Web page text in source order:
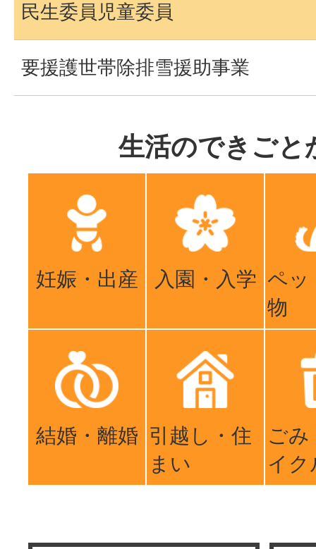
民生委員児童委員
要援護世帯除排雪援助事業
生活のできごと
妊娠・出産 入園・入学 ペッ
物
結婚・離婚 引越し・住
まい
ごみ
イク